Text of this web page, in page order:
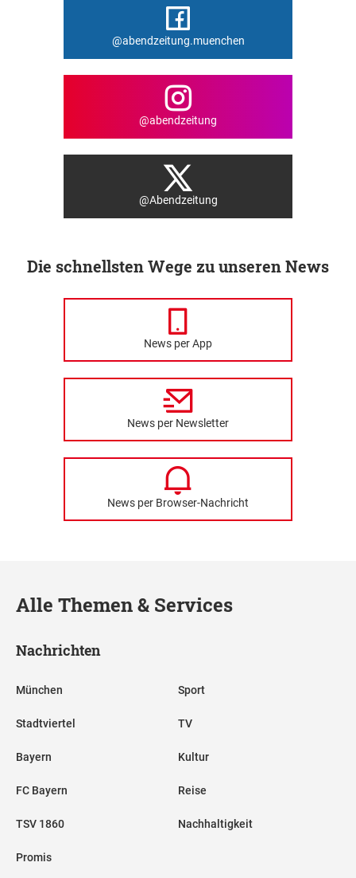
@abendzeitung.muenchen
@abendzeitung
@Abendzeitung
Die schnellsten Wege zu unseren News
News per App
News per Newsletter
News per Browser-Nachricht
Alle Themen & Services
Nachrichten
München
Stadtviertel
Bayern
FC Bayern
TSV 1860
Promis
Sport
TV
Kultur
Reise
Nachhaltigkeit